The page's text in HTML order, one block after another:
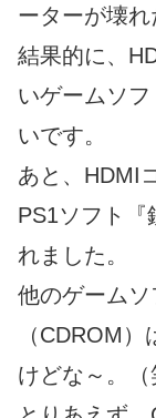
ーターが壊れ
結果的に、
いゲームソ
いです。
あと、HDMI
PS1ソフト『
れました。
他のゲームソ
（CDROM
けどな～。（